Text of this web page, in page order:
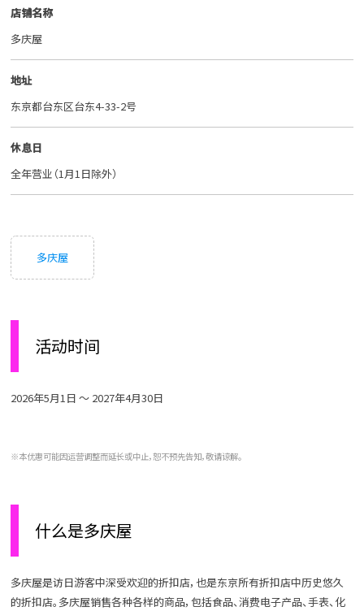
店铺名称
多庆屋
地址
东京都台东区台东4-33-2号
休息日
全年营业（1月1日除外）
多庆屋
活动时间
2026年5月1日 ～ 2027年4月30日
※本优惠可能因运营调整而延长或中止，恕不预先告知，敬请谅解。
什么是多庆屋
多庆屋是访日游客中深受欢迎的折扣店，也是东京所有折扣店中历史悠久
的折扣店。多庆屋销售各种各样的商品，包括食品、消费电子产品、手表、化